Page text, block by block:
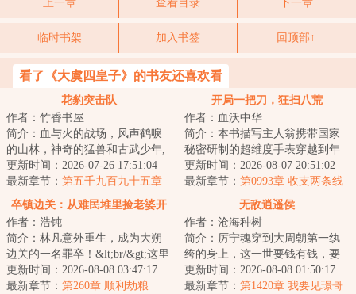
上一章 查看目录 下一章
临时书架 加入书签 回顶部↑
看了《大虞四皇子》的书友还喜欢看
花豹突击队
作者：竹香书屋
简介：血与火的战场，风声鹤唳
的山林，神奇的猛兽和古武少年,
这是一支有着铮铮铁骨的特种部
队，这是一群...
更新时间：2026-07-26 17:51:04
最新章节： 第五千九百九十五章
全权指挥
开局一把刀，狂扫八荒
作者：血沃中华
简介：本书描写主人翁携带国家
秘密研制的超维度手表穿越到年
的南宋成为一名战将。主人翁在
手表的帮助下力...
更新时间：2026-08-07 20:51:02
最新章节： 第0993章 收支两条线
卒镇边关：从难民堆里捡老婆开
作者：浩钝
简介：林凡意外重生，成为大朔
边关的一名罪卒！&lt;br/&gt;这里
蛮子犯境，匪患横行，更有恶吏
欺男霸女，...
更新时间：2026-08-08 03:47:17
最新章节： 第260章 顺利劫粮
无敌逍遥侯
作者：沧海种树
简介：厉宁魂穿到大周朝第一纨
绔的身上，这一世要钱有钱，要
权有权，却偏偏可能会没命……
为保全家族厉宁...
更新时间：2026-08-08 01:50:17
最新章节： 第1420章 我要见璟哥